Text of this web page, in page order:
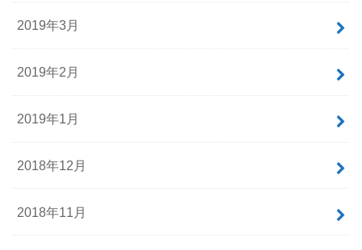
2019年3月
2019年2月
2019年1月
2018年12月
2018年11月